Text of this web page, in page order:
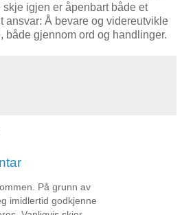
igjen er åpenbart både et
ansvar: Å bevare og videreutvikle
både gjennom ord og handlinger.
På grunn av
imidlertid godkjenne